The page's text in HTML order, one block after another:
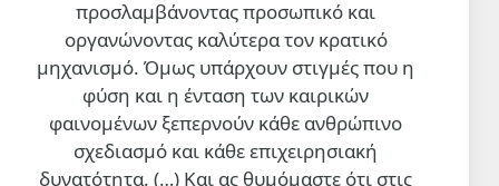
6 Αυγ 2026, 14:48
ΔΙΕΘΝΗ
Εχει καταρρεύσει το όραμα του
Νετανιάχου για την
αναδιαμόρφωση της Μέσης
Ανατολής;
6 Αυγ 2026, 08:50
προσλαμβάνοντας προσωπικό και
οργανώνοντας καλύτερα τον κρατικό
μηχανισμό. Όμως υπάρχουν στιγμές που η
φύση και η ένταση των καιρικών
φαινομένων ξεπερνούν κάθε ανθρώπινο
σχεδιασμό και κάθε επιχειρησιακή
δυνατότητα. (…) Και ας θυμόμαστε ότι στις